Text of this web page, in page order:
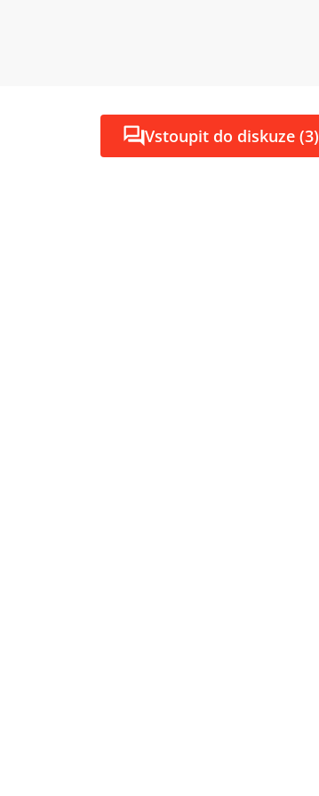
Vstoupit do diskuze (3)